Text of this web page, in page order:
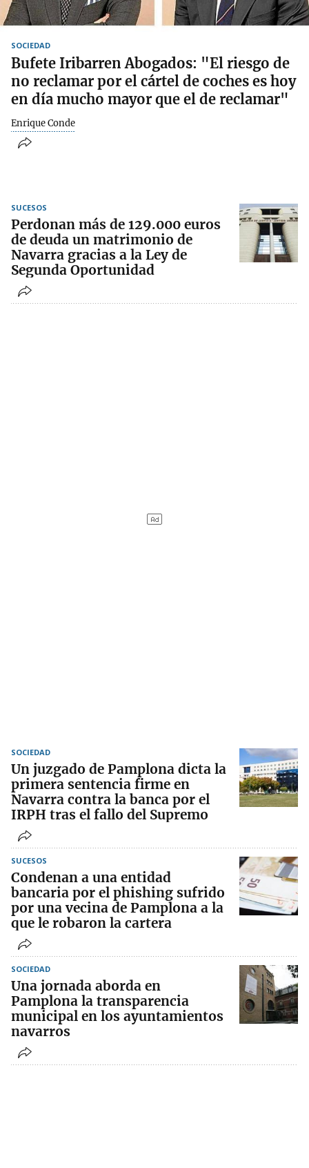
SOCIEDAD
Bufete Iribarren Abogados: "El riesgo de
no reclamar por el cártel de coches es hoy
en día mucho mayor que el de reclamar"
Enrique Conde
SUCESOS
Perdonan más de 129.000 euros
de deuda un matrimonio de
Navarra gracias a la Ley de
Segunda Oportunidad
SOCIEDAD
Un juzgado de Pamplona dicta la
primera sentencia firme en
Navarra contra la banca por el
IRPH tras el fallo del Supremo
SUCESOS
Condenan a una entidad
bancaria por el phishing sufrido
por una vecina de Pamplona a la
que le robaron la cartera
SOCIEDAD
Una jornada aborda en
Pamplona la transparencia
municipal en los ayuntamientos
navarros